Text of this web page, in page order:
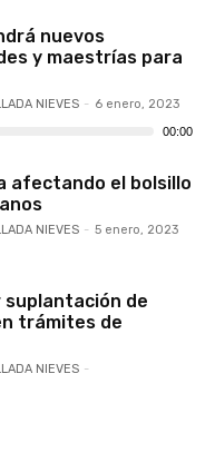
nuevos
y maestrías para
NIEVES - 6 enero, 2023
00:00
afectando el bolsillo
NIEVES - 5 enero, 2023
suplantación de
trámites de
NIEVES -